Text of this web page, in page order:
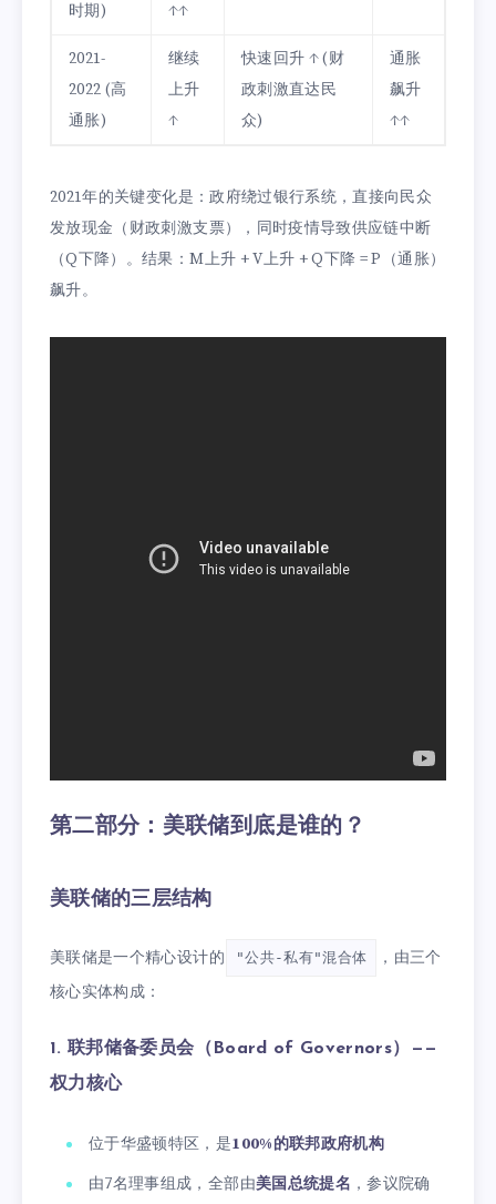
时期) ↑↑
2021-
2022 (高
通胀)
继续
上升
↑
快速回升 ↑ (财
政刺激直达民
众)
通胀
飙升
↑↑
2021年的关键变化是：政府绕过银行系统，直接向民众
发放现金（财政刺激支票），同时疫情导致供应链中断
（Q下降）。结果：M上升 + V上升 + Q下降 = P（通胀）
飙升。
第二部分：美联储到底是谁的？
美联储的三层结构
美联储是一个精心设计的 "公共-私有"混合体
，由三个
核心实体构成：
1. 联邦储备委员会（Board of Governors）——
权力核心
位于华盛顿特区，是100%的联邦政府机构
由7名理事组成，全部由美国总统提名 ，参议院确